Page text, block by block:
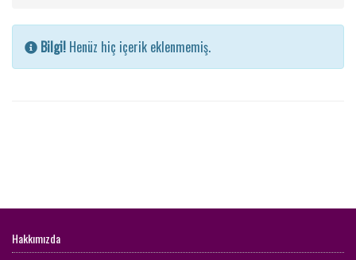
Bilgi! Henüz hiç içerik eklenmemiş.
Hakkımızda